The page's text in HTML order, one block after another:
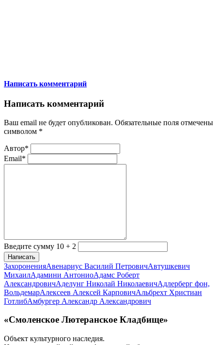
Написать комментарий
Написать комментарий
Ваш email не будет опубликован. Обязательные поля отмечены
символом *
Автор*
Email*
Введите сумму 10 + 2
Написать
ЗахороненияАвенариус Василий ПетровичАвтушкевич
МихаилАдамини АнтониоАдамс Роберт
АлександровичАделунг Николай НиколаевичАдлерберг фон,
ВольдемарАлексеев Алексей КарповичАльбрехт Христиан
ГотлибАмбургер Александр Александрович
«Смоленское Лютеранское Кладбище»
Объект культурного наследия.